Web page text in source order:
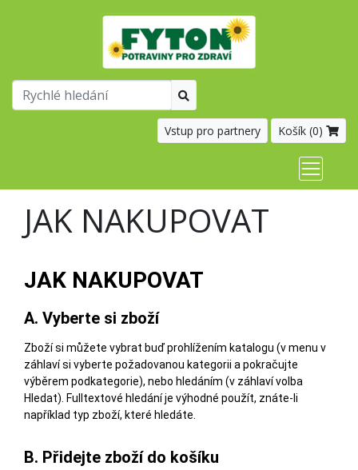
Vstup pro partnery Košík (0)
JAK NAKUPOVAT
JAK NAKUPOVAT
A. Vyberte si zboží
Zboží si můžete vybrat buď prohlížením katalogu (v menu v
záhlaví si vyberte požadovanou kategorii a pokračujte
výběrem podkategorie), nebo hledáním (v záhlaví volba
Hledat). Fulltextové hledání je výhodné použít, znáte-li
například typ zboží, které hledáte.
B. Přidejte zboží do košíku